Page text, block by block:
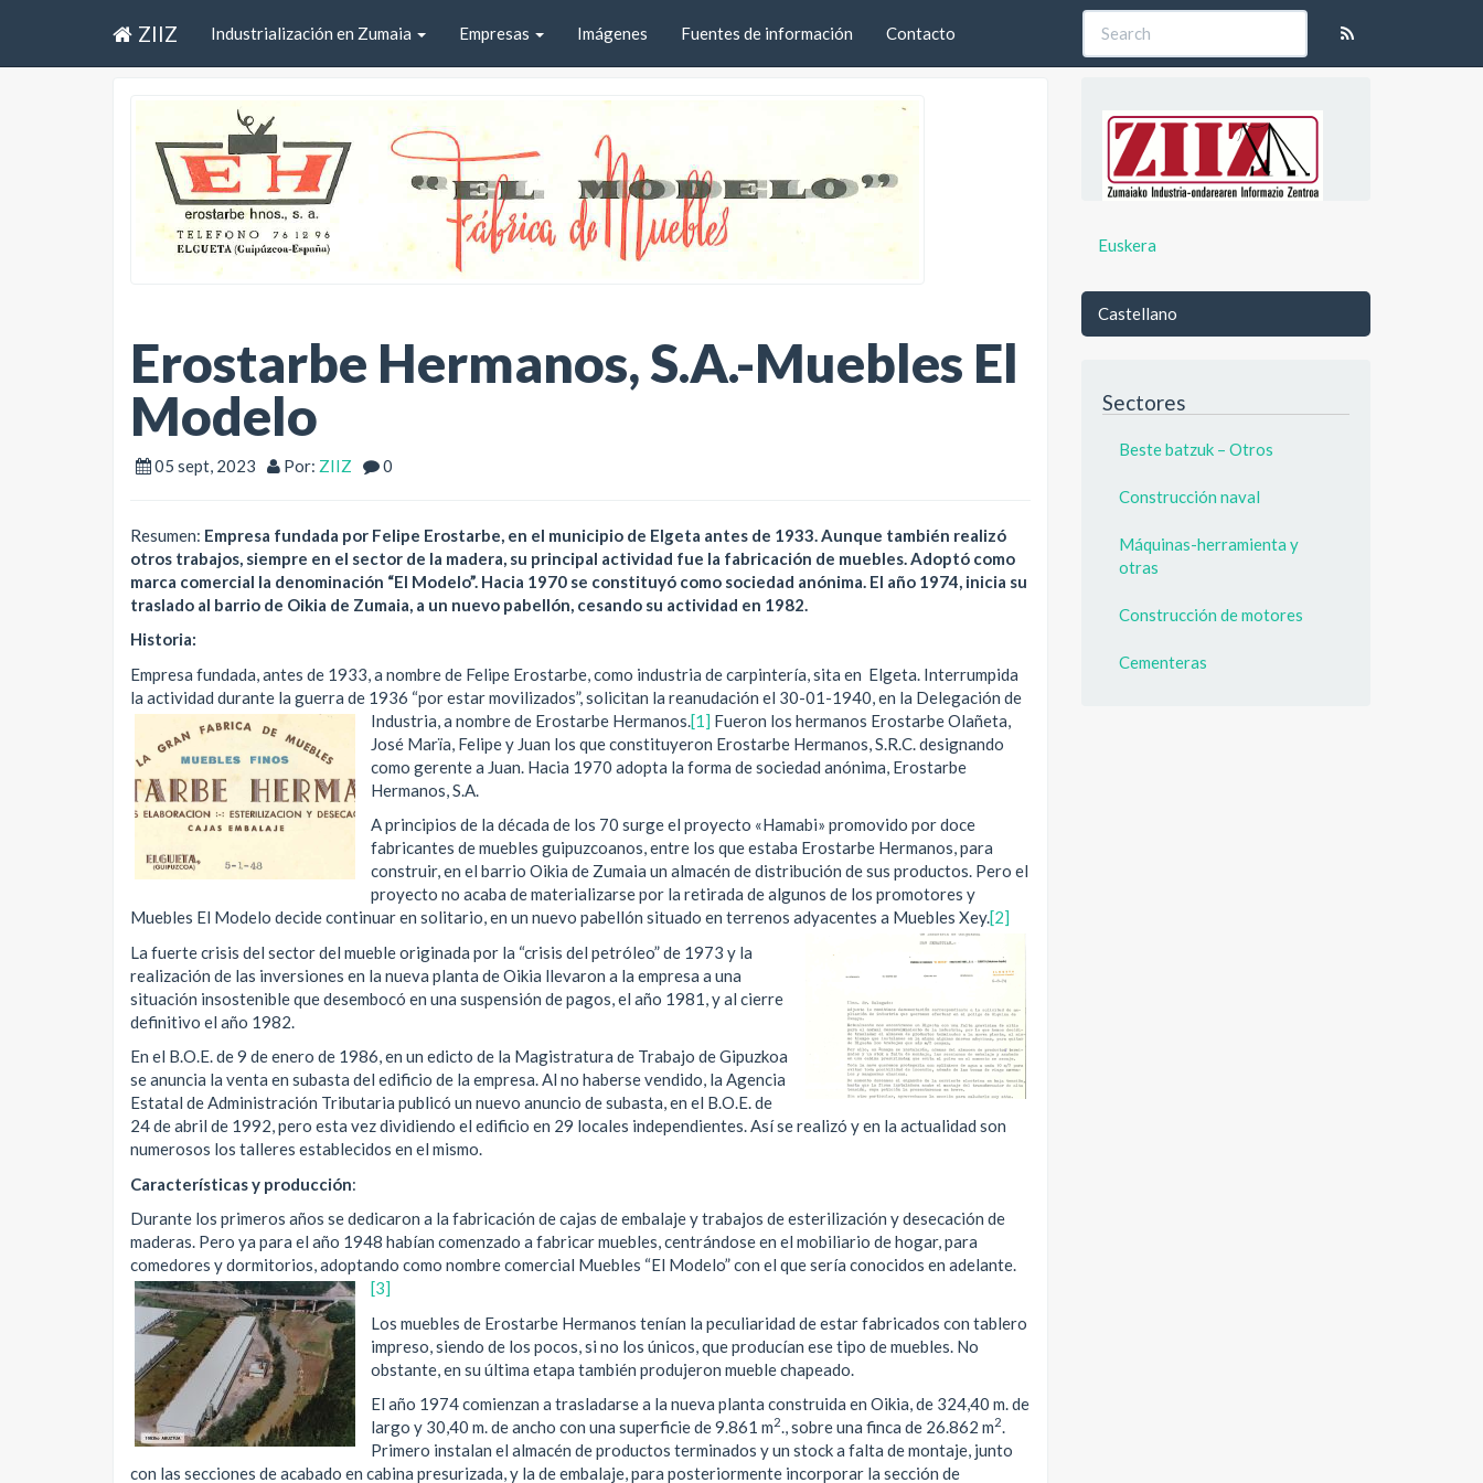
ZIIZ Industrialización en Zumaia Empresas Imágenes Fuentes de información Contacto
Erostarbe Hermanos, S.A.-Muebles El
Modelo
05 sept, 2023 Por: ZIIZ 0
Resumen: Empresa fundada por Felipe Erostarbe, en el municipio de Elgeta antes de 1933. Aunque también realizó
otros trabajos, siempre en el sector de la madera, su principal actividad fue la fabricación de muebles. Adoptó como
marca comercial la denominación “El Modelo”. Hacia 1970 se constituyó como sociedad anónima. El año 1974, inicia su
traslado al barrio de Oikia de Zumaia, a un nuevo pabellón, cesando su actividad en 1982.
Historia:
Empresa fundada, antes de 1933, a nombre de Felipe Erostarbe, como industria de carpintería, sita en Elgeta. Interrumpida
la actividad durante la guerra de 1936 “por estar movilizados”, solicitan la reanudación el 30-01-1940, en la Delegación de
Industria, a nombre de Erostarbe Hermanos. [1] Fueron los hermanos Erostarbe Olañeta,
José Marïa, Felipe y Juan los que constituyeron Erostarbe Hermanos, S.R.C. designando
como gerente a Juan. Hacia 1970 adopta la forma de sociedad anónima, Erostarbe
Hermanos, S.A.
A principios de la década de los 70 surge el proyecto «Hamabi» promovido por doce
fabricantes de muebles guipuzcoanos, entre los que estaba Erostarbe Hermanos, para
construir, en el barrio Oikia de Zumaia un almacén de distribución de sus productos. Pero el
proyecto no acaba de materializarse por la retirada de algunos de los promotores y
Muebles El Modelo decide continuar en solitario, en un nuevo pabellón situado en terrenos adyacentes a Muebles Xey.[2]
La fuerte crisis del sector del mueble originada por la “crisis del petróleo” de 1973 y la
realización de las inversiones en la nueva planta de Oikia llevaron a la empresa a una
situación insostenible que desembocó en una suspensión de pagos, el año 1981, y al cierre
definitivo el año 1982.
En el B.O.E. de 9 de enero de 1986, en un edicto de la Magistratura de Trabajo de Gipuzkoa
se anuncia la venta en subasta del edificio de la empresa. Al no haberse vendido, la Agencia
Estatal de Administración Tributaria publicó un nuevo anuncio de subasta, en el B.O.E. de
24 de abril de 1992, pero esta vez dividiendo el edificio en 29 locales independientes. Así se realizó y en la actualidad son
numerosos los talleres establecidos en el mismo.
Características y producción:
Durante los primeros años se dedicaron a la fabricación de cajas de embalaje y trabajos de esterilización y desecación de
maderas. Pero ya para el año 1948 habían comenzado a fabricar muebles, centrándose en el mobiliario de hogar, para
comedores y dormitorios, adoptando como nombre comercial Muebles “El Modelo” con el que sería conocidos en adelante.
[3]
Los muebles de Erostarbe Hermanos tenían la peculiaridad de estar fabricados con tablero
impreso, siendo de los pocos, si no los únicos, que producían ese tipo de muebles. No
obstante, en su última etapa también produjeron mueble chapeado.
El año 1974 comienzan a trasladarse a la nueva planta construida en Oikia, de 324,40 m. de
largo y 30,40 m. de ancho con una superficie de 9.861 m2., sobre una finca de 26.862 m2.
Primero instalan el almacén de productos terminados y un stock a falta de montaje, junto
con las secciones de acabado en cabina presurizada, y la de embalaje, para posteriormente incorporar la sección de
Euskera
Castellano
Sectores
Beste batzuk – Otros
Construcción naval
Máquinas-herramienta y
otras
Construcción de motores
Cementeras